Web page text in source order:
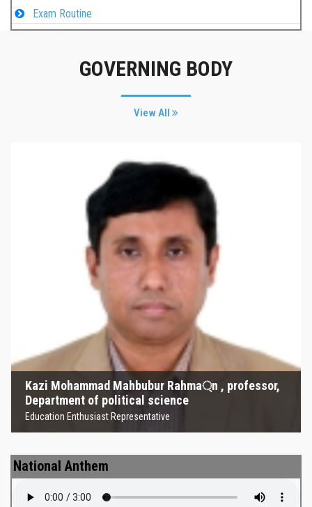
Exam Routine
GOVERNING BODY
View All
Kazi Mohammad Mahbubur Rahma্‌n , professor,
Department of political science
Education Enthusiast Representative
Kazi Mohammad Mahbubur
Rahma্‌n , professor, Department
of political science
Education Enthusiast Representative
National Anthem